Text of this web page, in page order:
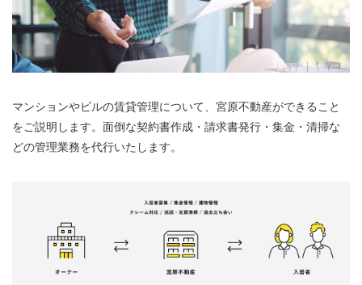
よくあるご質問
居抜き物件 無料査定
お知らせ
マンションやビルの賃貸管理について、宮原不動産ができること
をご説明します。面倒な契約書作成・請求書発行・集金・清掃な
どの管理業務を代行いたします。